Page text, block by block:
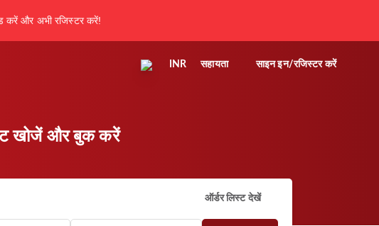
करें और अभी रजिस्टर करें!
INR सहायता साइन इन/रजिस्टर करें
खोजें और बुक करें
ऑर्डर लिस्ट देखें